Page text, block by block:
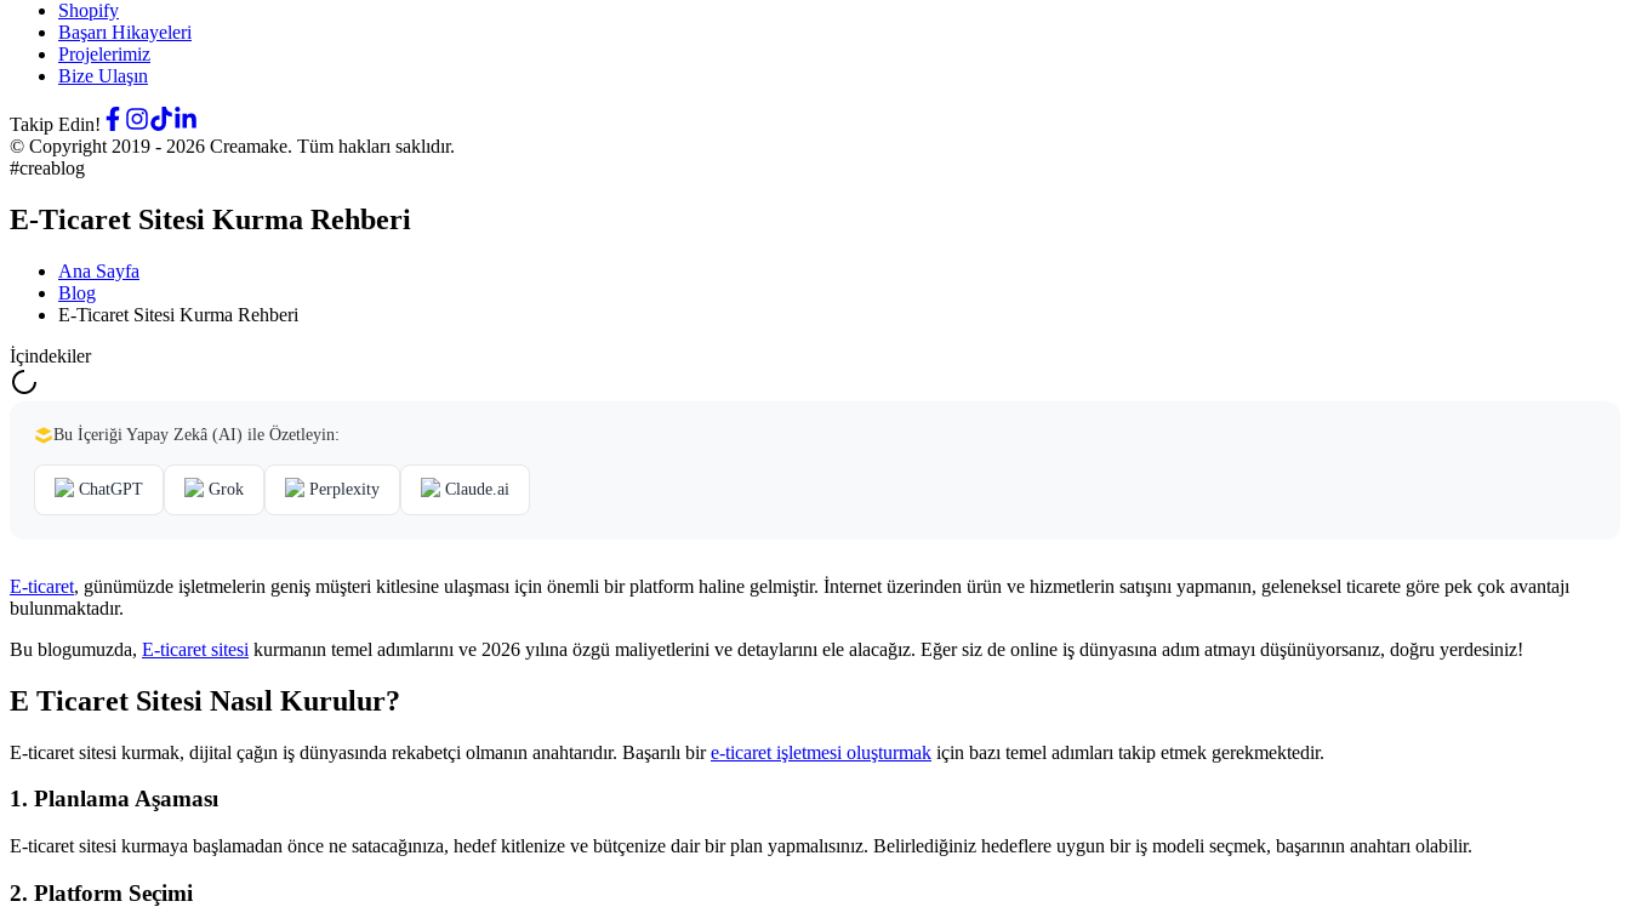
Shopify
Başarı Hikayeleri
Projelerimiz
Bize Ulaşın
Takip Edin!
© Copyright 2019 - 2026 Creamake. Tüm hakları saklıdır.
#creablog
E-Ticaret Sitesi Kurma Rehberi
Ana Sayfa
Blog
E-Ticaret Sitesi Kurma Rehberi
İçindekiler
Bu İçeriği Yapay Zekâ (AI) ile Özetleyin:
ChatGPT Grok Perplexity Claude.ai
E-ticaret, günümüzde işletmelerin geniş müşteri kitlesine ulaşması için önemli bir platform haline gelmiştir. İnternet üzerinden ürün ve hizmetlerin satışını yapmanın, geleneksel ticarete göre pek çok avantajı
bulunmaktadır.
Bu blogumuzda, E-ticaret sitesi kurmanın temel adımlarını ve 2026 yılına özgü maliyetlerini ve detaylarını ele alacağız. Eğer siz de online iş dünyasına adım atmayı düşünüyorsanız, doğru yerdesiniz!
E Ticaret Sitesi Nasıl Kurulur?
E-ticaret sitesi kurmak, dijital çağın iş dünyasında rekabetçi olmanın anahtarıdır. Başarılı bire-ticaret işletmesi oluşturmak için bazı temel adımları takip etmek gerekmektedir.
1. Planlama Aşaması
E-ticaret sitesi kurmaya başlamadan önce ne satacağınıza, hedef kitlenize ve bütçenize dair bir plan yapmalısınız. Belirlediğiniz hedeflere uygun bir iş modeli seçmek, başarının anahtarı olabilir.
2. Platform Seçimi